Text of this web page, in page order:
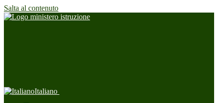
Salta al contenuto
Italiano